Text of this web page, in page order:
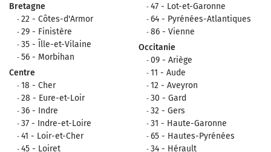
Bretagne
22 - Côtes-d'Armor
29 - Finistère
35 - Îlle-et-Vilaine
56 - Morbihan
Centre
18 - Cher
28 - Eure-et-Loir
36 - Indre
37 - Indre-et-Loire
41 - Loir-et-Cher
45 - Loiret
47 - Lot-et-Garonne
64 - Pyrénées-Atlantiques
86 - Vienne
Occitanie
09 - Ariège
11 - Aude
12 - Aveyron
30 - Gard
32 - Gers
31 - Haute-Garonne
65 - Hautes-Pyrénées
34 - Hérault